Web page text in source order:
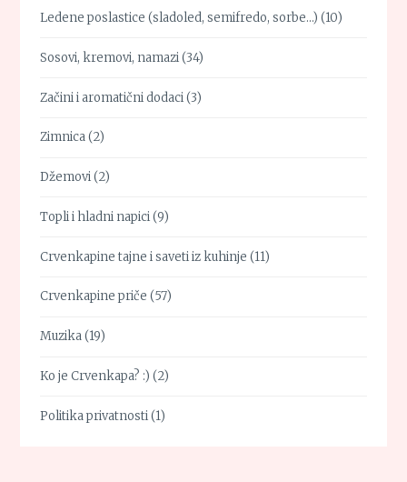
Ledene poslastice (sladoled, semifredo, sorbe…) (10)
Sosovi, kremovi, namazi(34)
Začini i aromatični dodaci(3)
Zimnica(2)
Džemovi(2)
Topli i hladni napici(9)
Crvenkapine tajne i saveti iz kuhinje (11)
Crvenkapine priče (57)
Muzika(19)
Ko je Crvenkapa? :) (2)
Politika privatnosti(1)